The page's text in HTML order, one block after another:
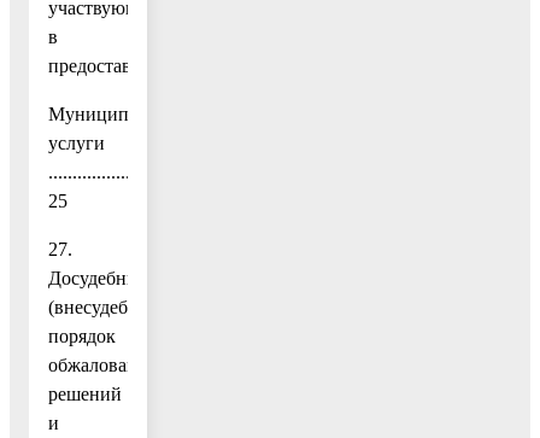
участвующих
в
предоставлении
Муниципальной
услуги
..................................................................................................
25
27.
Досудебный
(внесудебный)
порядок
обжалования
решений
и